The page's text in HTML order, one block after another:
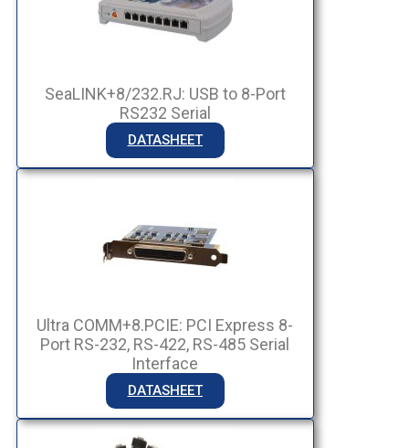
SeaLINK+8/232.RJ: USB to 8-Port
RS232 Serial
DATASHEET
Ultra COMM+8.PCIE: PCI Express 8-
Port RS-232, RS-422, RS-485 Serial
Interface
DATASHEET